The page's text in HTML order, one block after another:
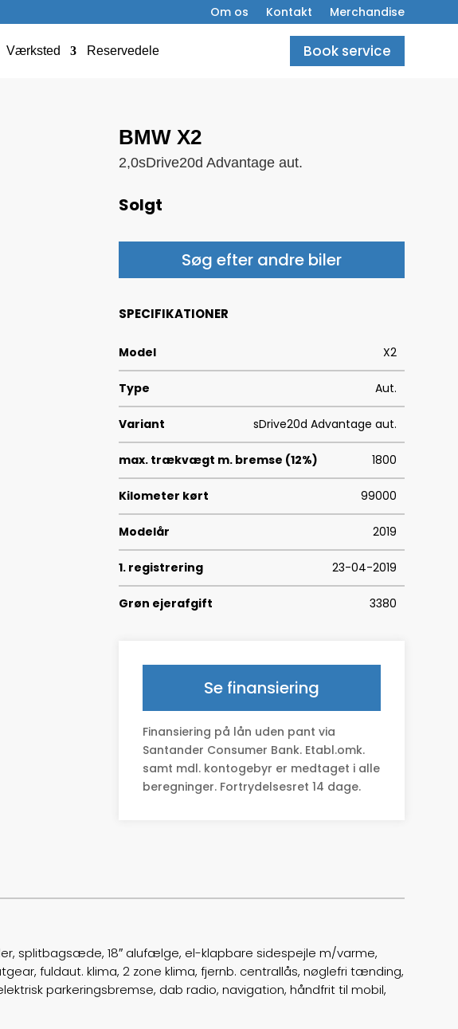
Om os Kontakt Merchandise
Værksted Reservedele Book service
BMW X2
2,0sDrive20d Advantage aut.
Solgt
Søg efter andre biler
SPECIFIKATIONER
Model X2
Type Aut.
Variant sDrive20d Advantage aut.
max. trækvægt m. bremse (12%) 1800
Kilometer kørt 99000
Modelår 2019
1. registrering 23-04-2019
Grøn ejerafgift 3380
Type CUV
0-100 km/t
Tophastighed
Lasteevne
Trækhjul
Se finansiering
Finansiering på lån uden pant via
Santander Consumer Bank. Etabl.omk.
samt mdl. kontogebyr er medtaget i alle
beregninger. Fortrydelsesret 14 dage.
splitbagsæde, 18″ alufælge, el-klapbare sidespejle m/varme,
fuldaut. klima, 2 zone klima, fjernb. centrallås, nøglefri tænding,
parkeringsbremse, dab radio, navigation, håndfrit til mobil,